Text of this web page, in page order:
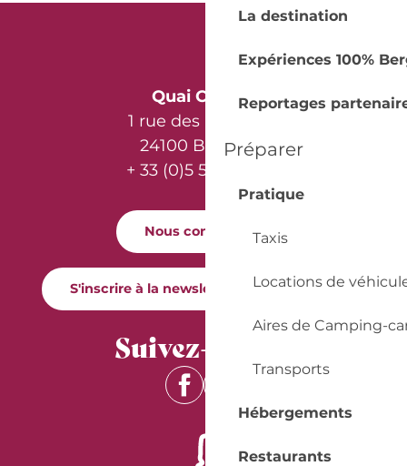
La destination
Expériences 100%
Reportages
Préparer
Pratique
Taxis
Locations de
Aires de Camping-
Transports
Hébergements
Restaurants
Quai Cyrano
1 rue des Récollets
24100 Bergerac
+ 33 (0)5 53 57 03 11
Nous contacter
S'inscrire à la newsletter Quai Cyrano
Suivez-nous !